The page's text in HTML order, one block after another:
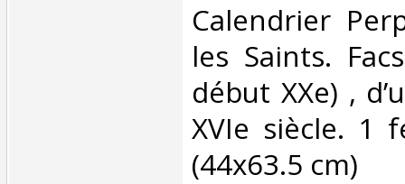
Calendrier
les Saints.
début XXe) ,
XVIe siècle. 1
(44x63.5 cm)‎